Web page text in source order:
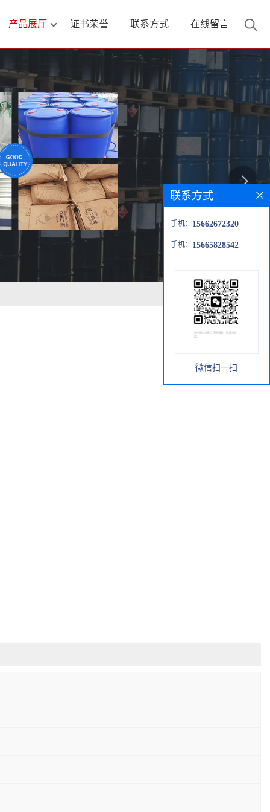
产品展厅 证书荣誉 联系方式 在线留言
联系方式
手机： 15662672320
手机： 15665828542
微信扫一扫